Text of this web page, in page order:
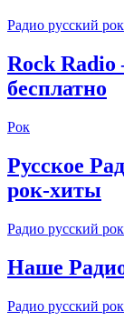
Радио русский
Rock
бесплатно
Рок
Русское
рок-хиты
Радио русский
Наше
Радио русский